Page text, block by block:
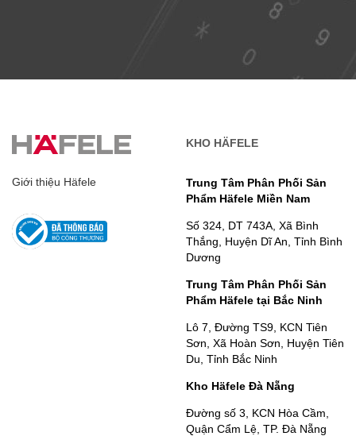
Giới thiệu Häfele
KHO HÄFELE
Trung Tâm Phân Phối Sản
Phẩm Häfele Miền Nam
Số 324, DT 743A, Xã Bình
Thắng, Huyện Dĩ An, Tỉnh Bình
Dương
Trung Tâm Phân Phối Sản
Phẩm Häfele tại Bắc Ninh
Lô 7, Đường TS9, KCN Tiên
Sơn, Xã Hoàn Sơn, Huyện Tiên
Du, Tỉnh Bắc Ninh
Kho Häfele Đà Nẵng
Đường số 3, KCN Hòa Cầm,
Quận Cẩm Lệ, TP. Đà Nẵng